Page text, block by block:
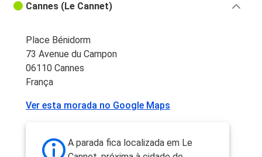
Cannes (Le Cannet)
Place Bénidorm
73 Avenue du Campon
06110 Cannes
França
Ver esta morada no Google Maps
A parada fica localizada em Le